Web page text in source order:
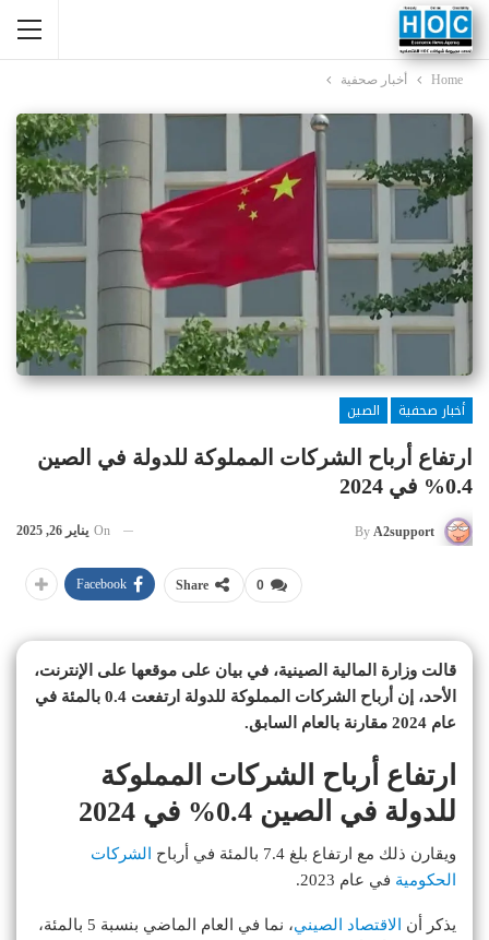
Home أخبار صحفية
أخبار صحفية
الصين
ارتفاع أرباح الشركات المملوكة للدولة في الصين
0.4% في 2024
By A2support
On يناير 26, 2025
0
Share
Facebook
قالت وزارة المالية الصينية، في بيان على موقعها على الإنترنت،
الأحد، إن أرباح الشركات المملوكة للدولة ارتفعت 0.4 بالمئة في
عام 2024 مقارنة بالعام السابق.
ارتفاع أرباح الشركات المملوكة
للدولة في الصين 0.4% في 2024
ويقارن ذلك مع ارتفاع بلغ 7.4 بالمئة في أرباح
الشركات
الحكومية في عام 2023.
يذكر أن الاقتصاد الصيني
، نما في العام الماضي بنسبة 5 بالمئة،